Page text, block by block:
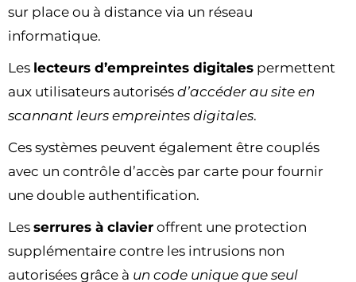
sur place ou à distance via un réseau
informatique.
Les lecteurs d’empreintes digitales permettent
aux utilisateurs autorisés d’accéder au site en
scannant leurs empreintes digitales.
Ces systèmes peuvent également être couplés
avec un contrôle d’accès par carte pour fournir
une double authentification.
Les serrures à clavier offrent une protection
supplémentaire contre les intrusions non
autorisées grâce à un code unique que seul